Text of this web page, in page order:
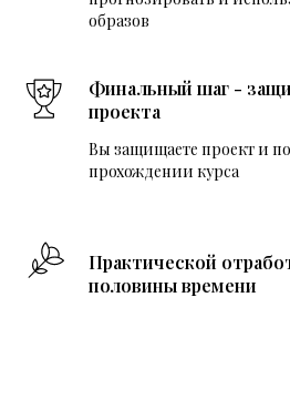
образов
Финальный шаг -
проекта
Вы защищаете проект и
прохождении курса
Практической
половины времени